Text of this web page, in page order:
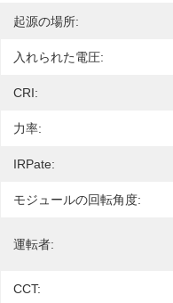
起源の場所:
入れられた電圧:
CRI:
力率:
IRPate:
モジュールの回転角度:
運転者:
CCT: